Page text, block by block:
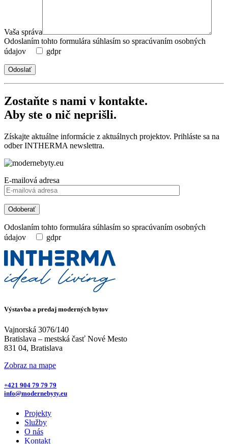
Vaša správa
Odoslaním tohto formulára súhlasím so spracúvaním osobných
údajov
gdpr
Zostaňte s nami v kontakte.
Aby ste o nič neprišli.
Získajte aktuálne informácie z aktuálnych projektov. Prihláste sa na
odber INTHERMA newslettra.
E-mailová adresa
Odoslaním tohto formulára súhlasím so spracúvaním osobných
údajov
gdpr
Výstavba a predaj moderných bytov
Vajnorská 3076/140
Bratislava – mestská časť Nové Mesto
831 04, Bratislava
Zobraz na mape
+421 904 79 79 79
info@modernebyty.eu
Projekty
Služby
O nás
Kontakt